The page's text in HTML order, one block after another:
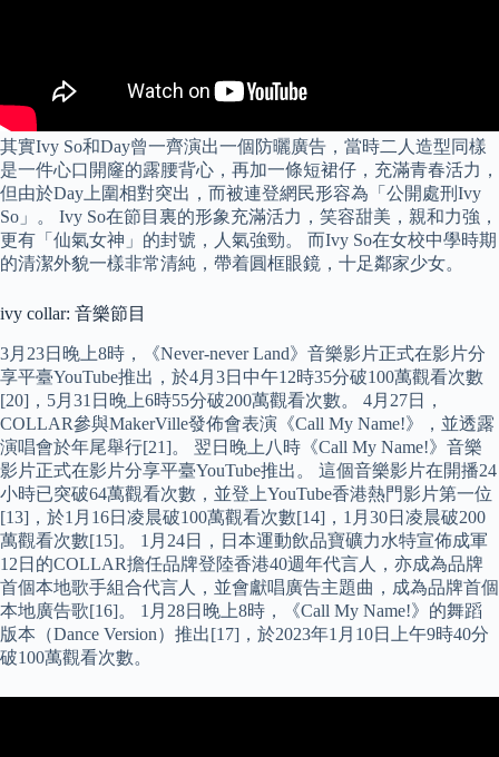
其實Ivy So和Day曾一齊演出一個防曬廣告，當時二人造型同樣
是一件心口開窿的露腰背心，再加一條短裙仔，充滿青春活力，
但由於Day上圍相對突出，而被連登網民形容為「公開處刑Ivy
So」。 Ivy So在節目裏的形象充滿活力，笑容甜美，親和力強，
更有「仙氣女神」的封號，人氣強勁。 而Ivy So在女校中學時期
的清潔外貌一樣非常清純，帶着圓框眼鏡，十足鄰家少女。
ivy collar: 音樂節目
3月23日晚上8時，《Never-never Land》音樂影片正式在影片分
享平臺YouTube推出，於4月3日中午12時35分破100萬觀看次數
[20]，5月31日晚上6時55分破200萬觀看次數。 4月27日，
COLLAR參與MakerVille發佈會表演《Call My Name!》，並透露
演唱會於年尾舉行[21]。 翌日晚上八時《Call My Name!》音樂
影片正式在影片分享平臺YouTube推出。 這個音樂影片在開播24
小時已突破64萬觀看次數，並登上YouTube香港熱門影片第一位
[13]，於1月16日凌晨破100萬觀看次數[14]，1月30日凌晨破200
萬觀看次數[15]。 1月24日，日本運動飲品寶礦力水特宣佈成軍
12日的COLLAR擔任品牌登陸香港40週年代言人，亦成為品牌
首個本地歌手組合代言人，並會獻唱廣告主題曲，成為品牌首個
本地廣告歌[16]。 1月28日晚上8時，《Call My Name!》的舞蹈
版本（Dance Version）推出[17]，於2023年1月10日上午9時40分
破100萬觀看次數。